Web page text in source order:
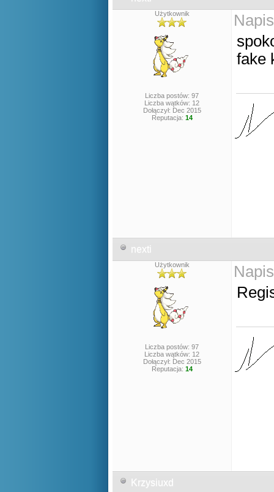
Użytkownik
Liczba postów: 97
Liczba wątków: 12
Dołączył: Dec 2015
Reputacja: 14
fake
nexti
Użytkownik
Liczba postów: 97
Liczba wątków: 12
Dołączył: Dec 2015
Reputacja: 14
Krzysiuxd